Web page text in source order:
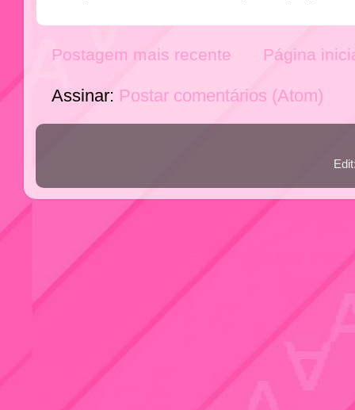
Postagem mais recente Página
Assinar: Postar comentários (Atom)